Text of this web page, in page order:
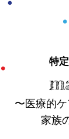
特
〜医療的
家族